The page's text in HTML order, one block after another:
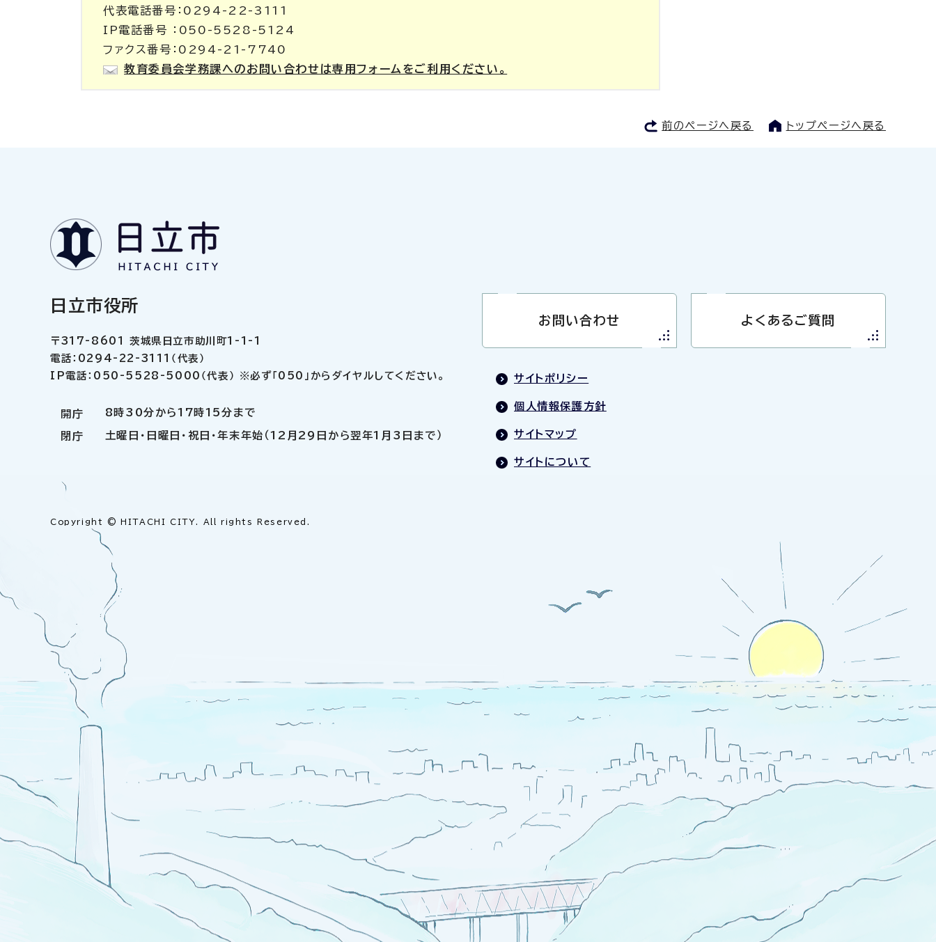
代表電話番号：0294-22-3111
IP電話番号 ：050-5528-5124
ファクス番号：0294-21-7740
教育委員会学務課へのお問い合わせは専用フォームをご利用ください。
前のページへ戻る トップページへ戻る
日立市役所
〒317-8601 茨城県日立市助川町1-1-1
電話：0294-22-3111（代表）
IP電話：050-5528-5000（代表） ※必ず「050」からダイヤルしてください。
開庁 8時30分から17時15分まで
閉庁 土曜日・日曜日・祝日・年末年始（12月29日から翌年1月3日まで）
お問い合わせ よくあるご質問
サイトポリシー
個人情報保護方針
サイトマップ
サイトについて
Copyright © HITACHI CITY. All rights Reserved.